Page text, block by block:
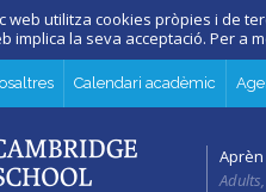
web utilitza cookies pròpies i de
implica la seva acceptació. Per a
Calendari acadèmic